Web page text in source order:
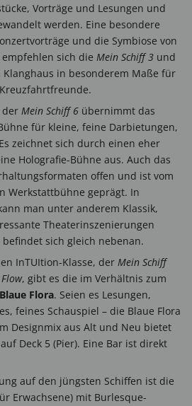
Vorträge und Lesungen und
werden. Eine besondere
und die Symbiose von
sich die Mein Schiff 3 und
Klanghaus in besonderem Maße für
der Mein Schiff 6 übernimmt das
für kleine, feine Darbietungen,
zeichnet sich durch einen eher
Holografie-Bühne aus. Auch das
offen und ist vom
Werkstattbühne geprägt. In
man unter anderem Klassik,
Theaterinszenierungen
sich gleich nebenan.
InTUItion-Klasse, der Mein Schiff
, gibt es die im Verhältnis zum
Blaue Flora. Seien es Lesungen,
feines Schauspiel – die Blaue Flora
Designmix aus Alt und Neu bietet
Deck 5 (Pier). Eine Bar ist direkt
auf den jüngsten Schiffen ist die
Erwachsene) mit Burlesque-